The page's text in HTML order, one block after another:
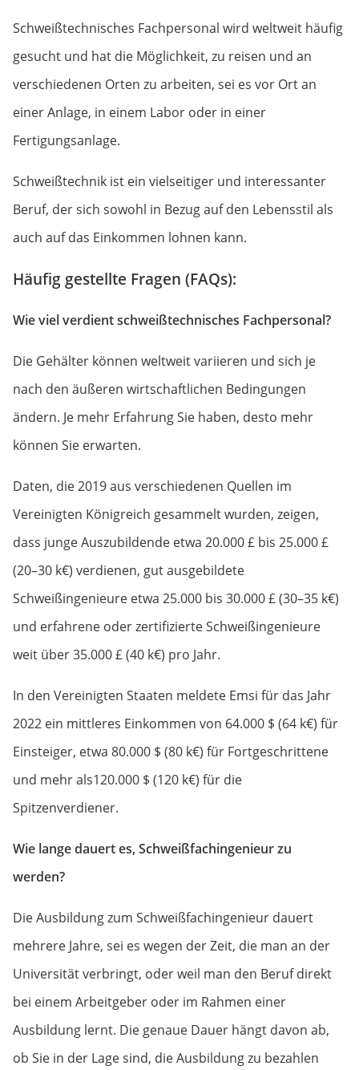
Schweißtechnisches Fachpersonal wird weltweit häufig
gesucht und hat die Möglichkeit, zu reisen und an
verschiedenen Orten zu arbeiten, sei es vor Ort an
einer Anlage, in einem Labor oder in einer
Fertigungsanlage.
Schweißtechnik ist ein vielseitiger und interessanter
Beruf, der sich sowohl in Bezug auf den Lebensstil als
auch auf das Einkommen lohnen kann.
Häufig gestellte Fragen (FAQs):
Wie viel verdient schweißtechnisches Fachpersonal?
Die Gehälter können weltweit variieren und sich je
nach den äußeren wirtschaftlichen Bedingungen
ändern. Je mehr Erfahrung Sie haben, desto mehr
können Sie erwarten.
Daten, die 2019 aus verschiedenen Quellen im
Vereinigten Königreich gesammelt wurden, zeigen,
dass junge Auszubildende etwa 20.000 £ bis 25.000 £
(20–30 k€) verdienen, gut ausgebildete
Schweißingenieure etwa 25.000 bis 30.000 £ (30–35 k€)
und erfahrene oder zertifizierte Schweißingenieure
weit über 35.000 £ (40 k€) pro Jahr.
In den Vereinigten Staaten meldete Emsi für das Jahr
2022 ein mittleres Einkommen von 64.000 $ (64 k€) für
Einsteiger, etwa 80.000 $ (80 k€) für Fortgeschrittene
und mehr als120.000 $ (120 k€) für die
Spitzenverdiener.
Wie lange dauert es, Schweißfachingenieur zu
werden?
Die Ausbildung zum Schweißfachingenieur dauert
mehrere Jahre, sei es wegen der Zeit, die man an der
Universität verbringt, oder weil man den Beruf direkt
bei einem Arbeitgeber oder im Rahmen einer
Ausbildung lernt. Die genaue Dauer hängt davon ab,
ob Sie in der Lage sind, die Ausbildung zu bezahlen